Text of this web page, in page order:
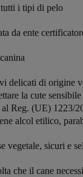
tutti i tipi di pelo
da ente
delicati di origine
la cute sensibile
Reg. (UE) 1223/
alcol etilico,
vegetale, sicuri e
che il cane